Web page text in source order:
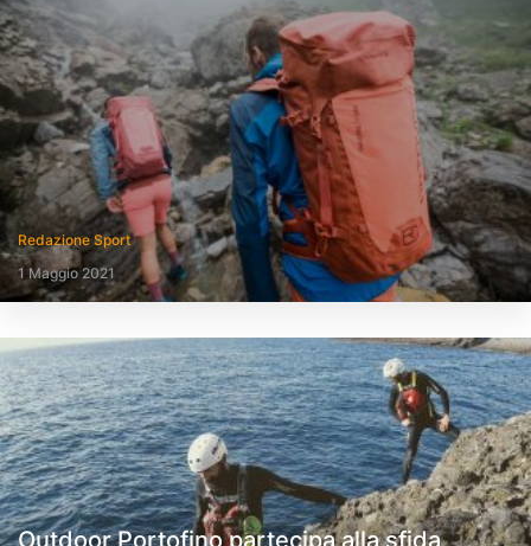
Redazione Sport
1 Maggio 2021
Outdoor Portofino partecipa alla sfida